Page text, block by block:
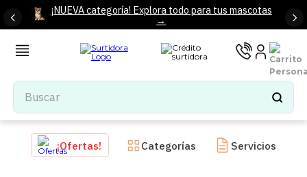
¡NUEVA categoría! Explora todo para tus mascotas
→
Buscar
TÉRMINOS MÁS BUSCADOS
tenis mujer
¡Ofertas! Categorías Servicios